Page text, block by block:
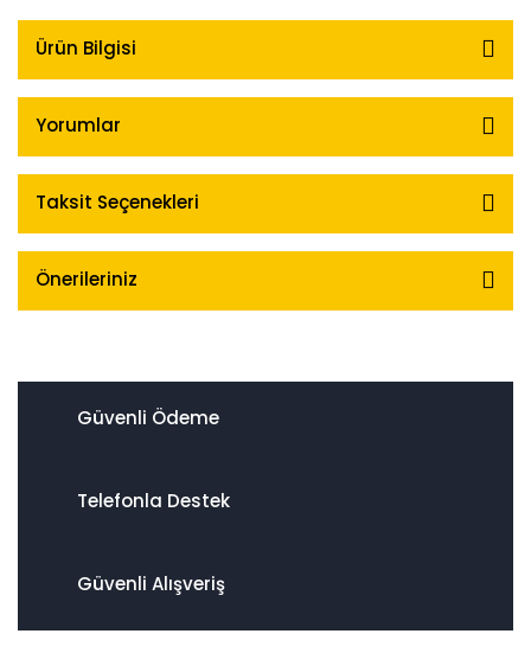
Ürün Bilgisi
Yorumlar
Taksit Seçenekleri
Önerileriniz
Güvenli Ödeme
Telefonla Destek
Güvenli Alışveriş